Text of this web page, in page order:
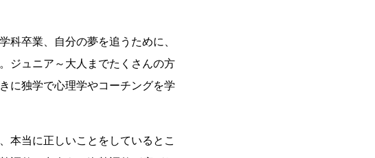
科卒業、自分の夢を追うために、
ジュニア～大人までたくさんの方
に独学で心理学やコーチングを学
本当に正しいことをしているとこ